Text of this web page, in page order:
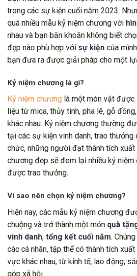
trong các sự kiện cuối năm 2023.
quá nhiều mẫu kỷ niệm chương với
nhau và bạn băn khoăn không biết
đẹp nào phù hợp với sự kiện của
bạn đưa ra được giải pháp cho một
Kỷ niệm chương là gì?
Kỷ niệm chương là một món vật
liệu từ mica, thủy tinh, pha lê, gỗ
khác nhau. Kỷ niệm chương thường
tại các sự kiện vinh danh, trao thưởng
chức, những người đạt thành tích
chương đẹp sẽ đem lại nhiều kỷ
được trao thưởng.
Vì sao nên chọn kỷ niệm chương?
Hiện nay, các mẫu kỷ niệm chương
chuộng và trở thành một món quà
vinh danh, tổng kết cuối năm.
các cá nhân, tập thể có thành tích
vực khác nhau, từ kinh tế, lao động,
góp xã hội.